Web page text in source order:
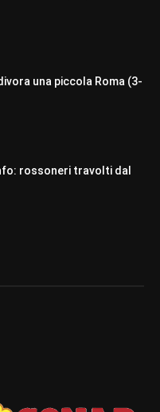
una piccola Roma (3-
rossoneri travolti dal